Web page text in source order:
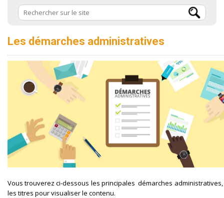
Les démarches administratives
Vous trouverez ci-dessous les principales démarches
les titres pour visualiser le contenu.